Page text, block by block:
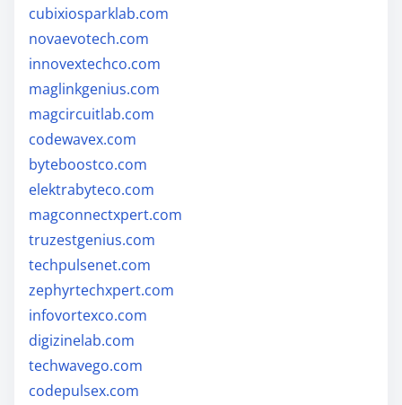
cubixiosparklab.com
novaevotech.com
innovextechco.com
maglinkgenius.com
magcircuitlab.com
codewavex.com
byteboostco.com
elektrabyteco.com
magconnectxpert.com
truzestgenius.com
techpulsenet.com
zephyrtechxpert.com
infovortexco.com
digizinelab.com
techwavego.com
codepulsex.com